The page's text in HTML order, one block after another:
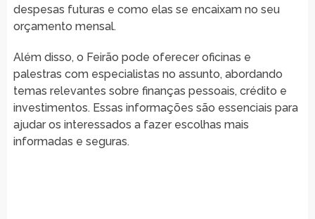
despesas futuras e como elas se encaixam no seu
orçamento mensal.
Além disso, o Feirão pode oferecer oficinas e
palestras com especialistas no assunto, abordando
temas relevantes sobre finanças pessoais, crédito e
investimentos. Essas informações são essenciais para
ajudar os interessados a fazer escolhas mais
informadas e seguras.